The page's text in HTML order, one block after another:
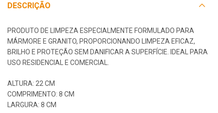
DESCRIÇÃO
PRODUTO DE LIMPEZA ESPECIALMENTE FORMULADO PARA
MÁRMORE E GRANITO, PROPORCIONANDO LIMPEZA EFICAZ,
BRILHO E PROTEÇÃO SEM DANIFICAR A SUPERFÍCIE. IDEAL PARA
USO RESIDENCIAL E COMERCIAL.
ALTURA: 22 CM
COMPRIMENTO: 8 CM
LARGURA: 8 CM